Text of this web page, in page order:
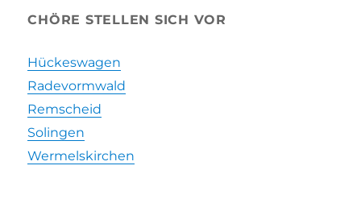
CHÖRE STELLEN SICH VOR
Hückeswagen
Radevormwald
Remscheid
Solingen
Wermelskirchen